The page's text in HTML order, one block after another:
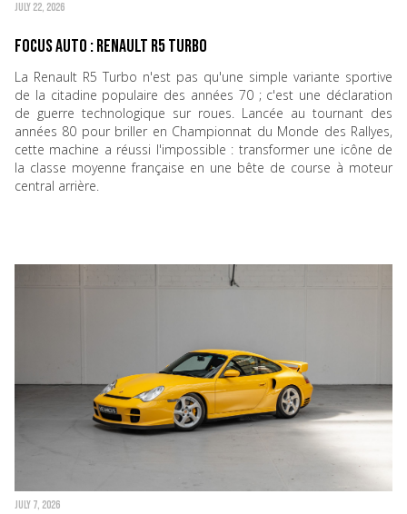
JULY 22, 2026
Focus Auto : Renault R5 Turbo
La Renault R5 Turbo n'est pas qu'une simple variante sportive
de la citadine populaire des années 70 ; c'est une déclaration
de guerre technologique sur roues. Lancée au tournant des
années 80 pour briller en Championnat du Monde des Rallyes,
cette machine a réussi l'impossible : transformer une icône de
la classe moyenne française en une bête de course à moteur
central arrière.
JULY 7, 2026